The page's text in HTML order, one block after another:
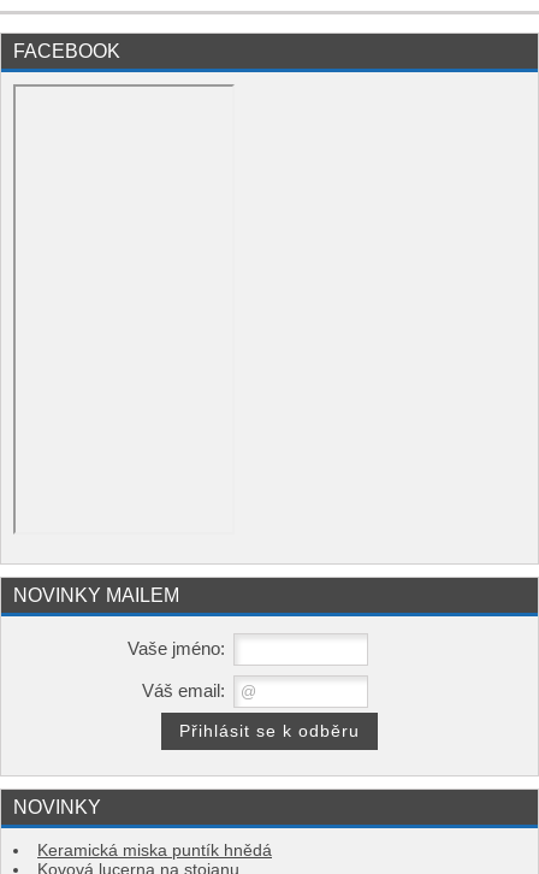
FACEBOOK
NOVINKY MAILEM
Vaše jméno:
Váš email:
NOVINKY
Keramická miska puntík hnědá
Kovová lucerna na stojanu